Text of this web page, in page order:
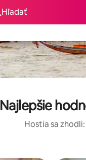
Hľadať
Najlepšie
Hostia sa